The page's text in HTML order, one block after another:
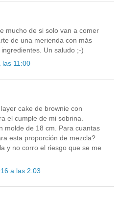
mucho de si solo van a comer
de una merienda con más
Un saludo ;-)
las 11:00
cake de brownie con
el cumple de mi sobrina.
molde de 18 cm. Para cuantas
esta proporción de mezcla?
y no corro el riesgo que se me
a las 2:03